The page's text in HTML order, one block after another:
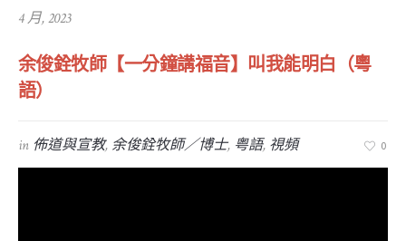
4 月, 2023
余俊銓牧師【一分鐘講福音】叫我能明白（粵
語）
in 佈道與宣教, 余俊銓牧師／博士, 粤語, 視頻 0